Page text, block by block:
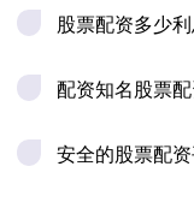
股票配资多少
配资知名股票配资
安全的股票配资平